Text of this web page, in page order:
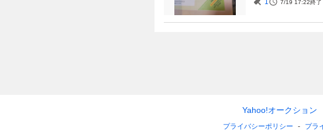
1 7/19 17:22終了
Yahoo!オークション
プライバシーポリシー プラ